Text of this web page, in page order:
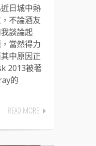
日城中熱
不論酒友
談論起
當然得力
中原因正
2013被著
的
READ MORE